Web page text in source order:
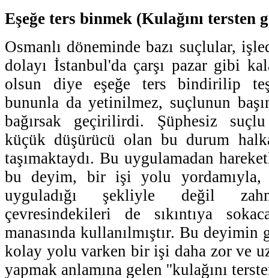
Eşeğe ters binmek (Kulağını tersten
Osmanlı döneminde bazı suçlular,
dolayı İstanbul'da çarşı pazar gibi
olsun diye eşeğe ters bindirilip
bununla da yetinilmez, suçlunun
bağırsak geçirilirdi. Şüphesiz suçlu
küçük düşürücü olan bu durum
taşımaktaydı. Bu uygulamadan
bu deyim, bir işi yolu
uyguladığı şekliyle değil
çevresindekileri de sıkıntıya
manasında kullanılmıştır. Bu
kolay yolu varken bir işi daha zor ve
yapmak anlamına gelen ''kulağını